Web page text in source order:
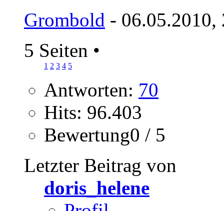
Grombold - 06.05.2010,
5 Seiten •
1 2 3 4 5
Antworten: 70
Hits: 96.403
Bewertung0 / 5
Letzter Beitrag von
doris_helene